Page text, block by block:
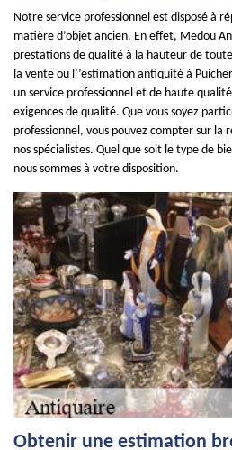
Notre service professionnel est disposé à
matière d’objet ancien. En effet, Medou
prestations de qualité à la hauteur de
la vente ou l’’estimation antiquité à
un service professionnel et de haute
exigences de qualité. Que vous soyez
professionnel, vous pouvez compter sur la
nos spécialistes. Quel que soit le type de
nous sommes à votre disposition.
Obtenir une estimation